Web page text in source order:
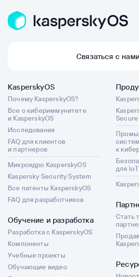
Связаться с
KasperskyOS
Почему KasperskyOS?
Все о кибериммунитете
и KasperskyOS
Исследования
FAQ для клиентов
и партнеров
Микроядро KasperskyOS
Kaspersky Security System
Все патенты KasperskyOS
FAQ для разработчиков
Обучение и разработка
Разработка с KasperskyOS
Компоненты
Учебные проекты
Обучающие видео
к
для
Стать